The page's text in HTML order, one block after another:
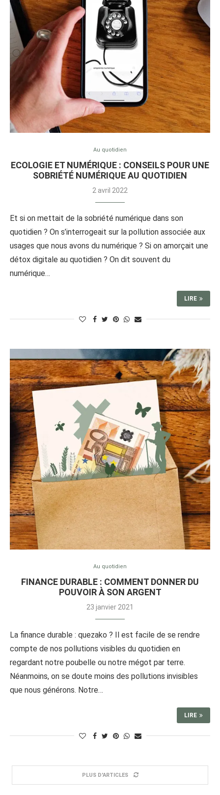
Au quotidien
ECOLOGIE ET NUMÉRIQUE : CONSEILS POUR UNE
SOBRIÉTÉ NUMÉRIQUE AU QUOTIDIEN
2 avril 2022
Et si on mettait de la sobriété numérique dans son
quotidien ? On s’interrogeait sur la pollution associée aux
usages que nous avons du numérique ? Si on amorçait une
détox digitale au quotidien ? On dit souvent du
numérique…
LIRE
Au quotidien
FINANCE DURABLE : COMMENT DONNER DU
POUVOIR À SON ARGENT
23 janvier 2021
La finance durable : quezako ? Il est facile de se rendre
compte de nos pollutions visibles du quotidien en
regardant notre poubelle ou notre mégot par terre.
Néanmoins, on se doute moins des pollutions invisibles
que nous générons. Notre…
LIRE
PLUS D'ARTICLES